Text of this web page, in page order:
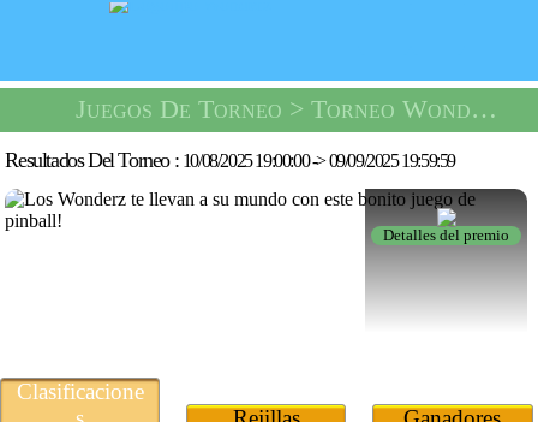
Juegos De Torneo > Torneo Wonderz Pinball -
Resultados Del Torneo : 10/08/2025 19:00:00->09/09/2025 19:59:59
Detalles del premio
Clasificacione